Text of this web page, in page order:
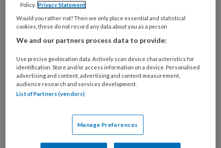
Er is één meisje dat ik nooit zal vergeten. Mijn
herinnering aan haar blijft altijd een beetje
schuren. Ik maakte kennis met haar na lang
was bij de ggz. 'Mijn dochter heeft helemaal geen
therapie nodig, maar gewoon een luisterend oor'
was haar smeekbede, waar ik uiteindelijk voor
maar het hele gezin inmiddels uitbehandeld was,
ondanks alle goed bedoelde ingezette zware
jeugdzorg. Ga er maar aanstaan: broertje
Policy. Privacy Statement
Would you rather not? Then we only place essential and statistical
cookies, these do not record any data about you as a person
We and our partners process data to provide:
Use precise geolocation data. Actively scan device characteristics for
identification. Store and/or access information on a device. Personalised
advertising and content, advertising and content measurement,
audience research and services development.
List of Partners (vendors)
Manage Preferences